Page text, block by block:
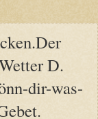
D.
dir-was-